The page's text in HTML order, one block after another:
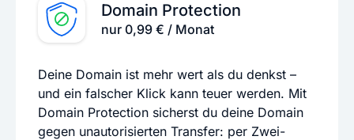
Domain Protection
nur 0,99 € / Monat
Deine Domain ist mehr wert als du denkst –
und ein falscher Klick kann teuer werden. Mit
Domain Protection sicherst du deine Domain
gegen unautorisierten Transfer: per Zwei-